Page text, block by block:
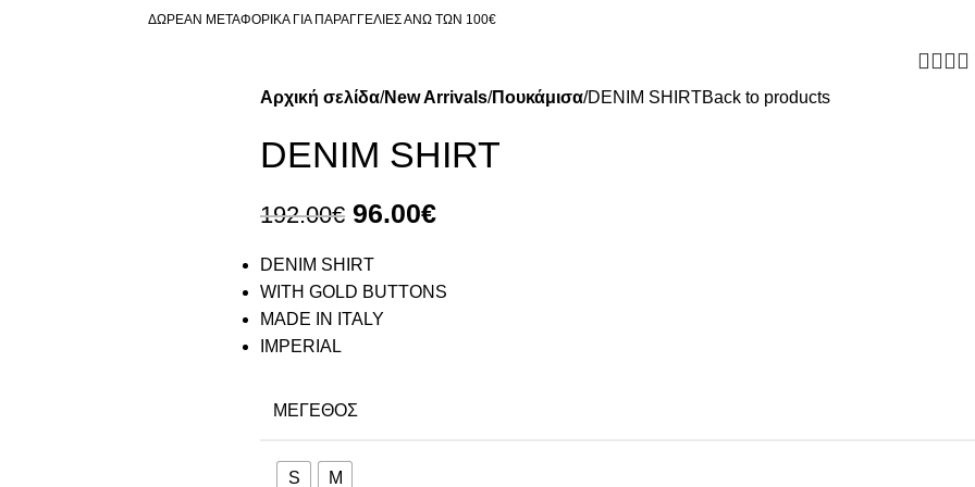
ΔΩΡΕΑΝ ΜΕΤΑΦΟΡΙΚΑ ΓΙΑ ΠΑΡΑΓΓΕΛΙΕΣ ΑΝΩ ΤΩΝ 100€
Αρχική σελίδα New Arrivals Πουκάμισα DENIM SHIRTBack to products
DENIM SHIRT
192.00€ 96.00€
DENIM SHIRT
WITH GOLD BUTTONS
MADE IN ITALY
IMPERIAL
ΜΈΓΕΘΟΣ
S
M